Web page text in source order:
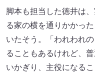
脚本も担当した徳井は
る家の横を通りかかっ
いたそう。「われわれ
ることもあるけれど、
いかぎり、主役になる